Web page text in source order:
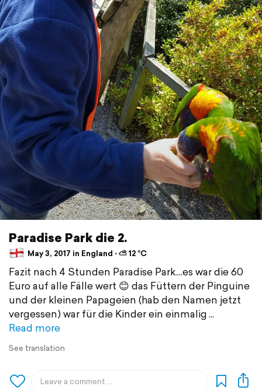
Paradise Park die 2.
May 3, 2017 in England ⋅ ⛅ 12 °C
Fazit nach 4 Stunden Paradise Park....es war die 60
Euro auf alle Fälle wert 😊 das Füttern der Pinguine
und der kleinen Papageien (hab den Namen jetzt
vergessen) war für die Kinder ein einmalig
Read more
See translation